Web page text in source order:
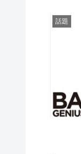
話題